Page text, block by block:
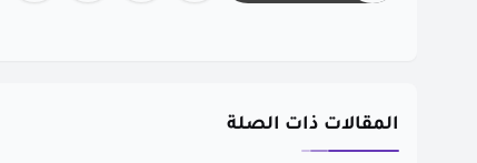
المقالات ذات الصلة